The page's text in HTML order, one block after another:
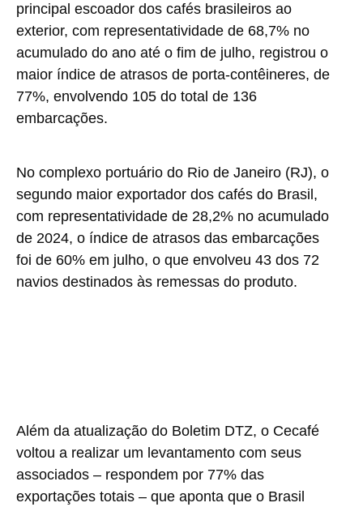
principal escoador dos cafés brasileiros ao
exterior, com representatividade de 68,7% no
acumulado do ano até o fim de julho, registrou o
maior índice de atrasos de porta-contêineres, de
77%, envolvendo 105 do total de 136
embarcações.
No complexo portuário do Rio de Janeiro (RJ), o
segundo maior exportador dos cafés do Brasil,
com representatividade de 28,2% no acumulado
de 2024, o índice de atrasos das embarcações
foi de 60% em julho, o que envolveu 43 dos 72
navios destinados às remessas do produto.
Além da atualização do Boletim DTZ, o Cecafé
voltou a realizar um levantamento com seus
associados – respondem por 77% das
exportações totais – que aponta que o Brasil